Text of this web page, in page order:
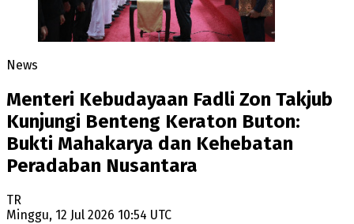
News
Menteri Kebudayaan Fadli Zon Takjub
Kunjungi Benteng Keraton Buton:
Bukti Mahakarya dan Kehebatan
Peradaban Nusantara
TR
Minggu, 12 Jul 2026 10:54 UTC